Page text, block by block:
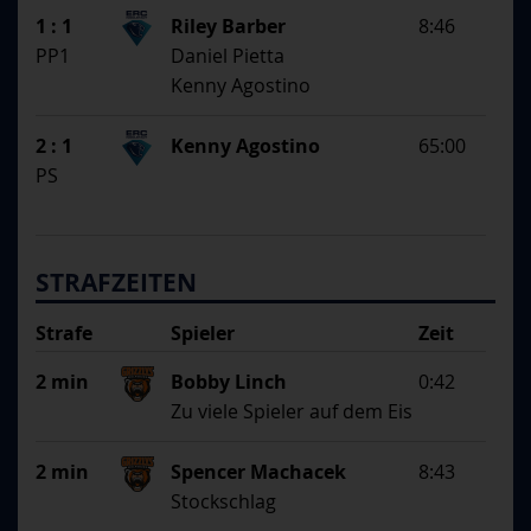
1 : 1 8:46
Riley Barber
Daniel Pietta
Kenny Agostino
PP1
2 : 1 65:00
Kenny Agostino
PS
STRAFZEITEN
Strafe Zeit
Spieler
Begründung
2 min 0:42
Bobby Linch
Zu viele Spieler auf dem Eis
2 min 8:43
Spencer Machacek
Stockschlag